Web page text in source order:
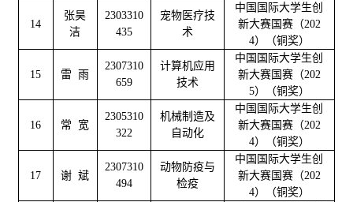
14
张昊
洁
2303310
435
宠物医疗技
术
中国国际大学生创
新大赛国赛（202
4）（铜奖）
15 雷 雨
2307310
659
计算机应用
技术
中国国际大学生创
新大赛国赛（202
5）（铜奖）
16 常 宽
2305310
322
机械制造及
自动化
中国国际大学生创
新大赛国赛（202
4）（铜奖）
17 谢 斌
2307310
494
动物防疫与
检疫
中国国际大学生创
新大赛国赛（202
4）（铜奖）